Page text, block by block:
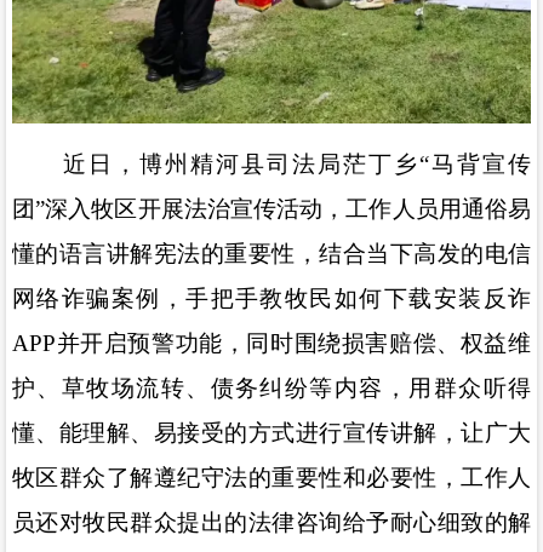
近日，博州精河县司法局茫丁乡“马背宣传
团”深入牧区开展法治宣传活动，工作人员用通俗易
懂的语言讲解宪法的重要性，结合当下高发的电信
网络诈骗案例，手把手教牧民如何下载安装反诈
APP并开启预警功能，同时围绕损害赔偿、权益维
护、草牧场流转、债务纠纷等内容，用群众听得
懂、能理解、易接受的方式进行宣传讲解，让广大
牧区群众了解遵纪守法的重要性和必要性，工作人
员还对牧民群众提出的法律咨询给予耐心细致的解